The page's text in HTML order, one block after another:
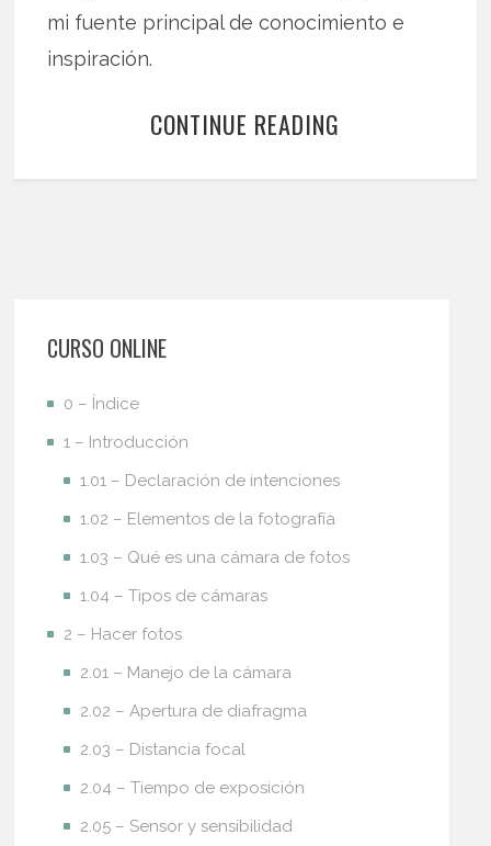
mi fuente principal de conocimiento e
inspiración.
CONTINUE READING
CURSO ONLINE
0 – Índice
1 – Introducción
1.01 – Declaración de intenciones
1.02 – Elementos de la fotografía
1.03 – Qué es una cámara de fotos
1.04 – Tipos de cámaras
2 – Hacer fotos
2.01 – Manejo de la cámara
2.02 – Apertura de diafragma
2.03 – Distancia focal
2.04 – Tiempo de exposición
2.05 – Sensor y sensibilidad